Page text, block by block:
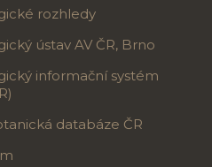
rozhledy
ústav AV ČR, Brno
informační systém
databáze ČR